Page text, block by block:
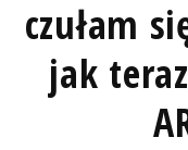
czułam
jak